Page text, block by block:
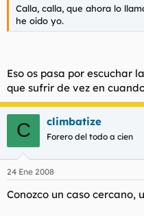
Calla, calla, que ahora lo
he oído yo.
Eso os pasa por escuchar
que sufrir de vez en
C climbatize
Forero del todo a cien
24 Ene 2008
Conozco un caso cercano,